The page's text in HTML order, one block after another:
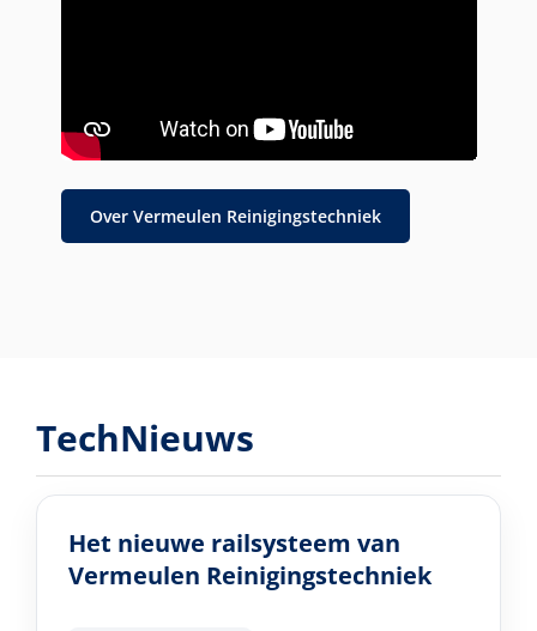
Over Vermeulen Reinigingstechniek
TechNieuws
Het nieuwe railsysteem van
Vermeulen Reinigingstechniek